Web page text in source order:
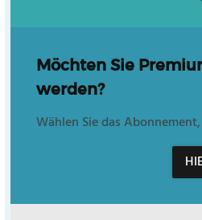
Möchten Sie
werden?
Wählen Sie das